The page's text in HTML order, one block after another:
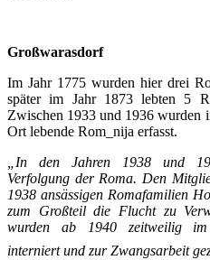
Großwarasdorf
Im Jahr 1775 wurden hier drei
später im Jahr 1873 lebten 5
Zwischen 1933 und 1936 wurden
Ort lebende Rom_nija erfasst.
„In den Jahren 1938 und
Verfolgung der Roma. Den
1938 ansässigen Romafamilien
zum Großteil die Flucht zu
wurden ab 1940 zeitweilig im
interniert und zur Zwangsarbeit